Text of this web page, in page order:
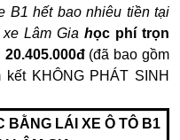
B1 hết bao nhiêu tiền tại
Lâm Gia học phí trọn
(đã bao gồm
kết KHÔNG PHÁT SINH
BẰNG LÁI XE Ô TÔ B1